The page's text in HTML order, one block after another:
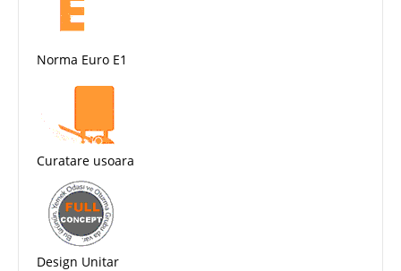
Norma Euro E1
Curatare usoara
Design Unitar